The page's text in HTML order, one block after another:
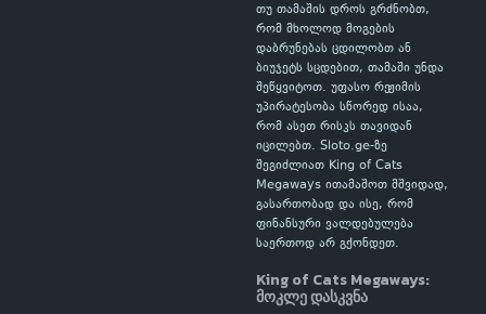
თუ თამაშის დროს გრძნობთ,
რომ მხოლოდ მოგების
დაბრუნებას ცდილობთ ან
ბიუჯეტს სცდებით, თამაში უნდა
შეწყვიტოთ. უფასო რეჟიმის
უპირატესობა სწორედ ისაა,
რომ ასეთ რისკს თავიდან
იცილებთ. Sloto.ge-ზე
შეგიძლიათ King of Cats
Megaways ითამაშოთ მშვიდად,
გასართობად და ისე, რომ
ფინანსური ვალდებულება
საერთოდ არ გქონდეთ.
King of Cats Megaways:
მოკლე დასკვნა